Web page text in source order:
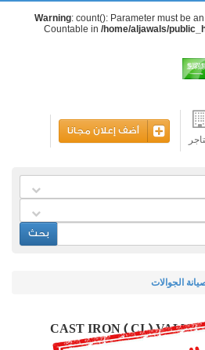
Warning: count(): Parameter must be
Countable in /home/aljawals/
أضف إعلان مجانا
بحث
الجوالات
CAST IRON ( CI )